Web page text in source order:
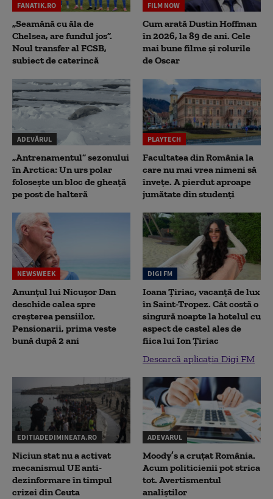
FANATIK.RO
„Seamănă cu ăla de
Chelsea, are fundul jos”.
Noul transfer al FCSB,
subiect de caterincă
FILM NOW
Cum arată Dustin Hoffman
în 2026, la 89 de ani. Cele
mai bune filme și rolurile
de Oscar
ADEVĂRUL
„Antrenamentul” sezonului
în Arctica: Un urs polar
folosește un bloc de gheață
pe post de halteră
PLAYTECH
Facultatea din România la
care nu mai vrea nimeni să
înveţe. A pierdut aproape
jumătate din studenţi
NEWSWEEK
Anunțul lui Nicușor Dan
deschide calea spre
creșterea pensiilor.
Pensionarii, prima veste
bună după 2 ani
DIGI FM
Ioana Țiriac, vacanță de lux
în Saint-Tropez. Cât costă o
singură noapte la hotelul cu
aspect de castel ales de
fiica lui Ion Țiriac
Descarcă aplicația Digi FM
EDITIADEDIMINEATA.RO
Niciun stat nu a activat
mecanismul UE anti-
dezinformare în timpul
crizei din Ceuta
ADEVARUL
Moody’s a cruțat România.
Acum politicienii pot strica
tot. Avertismentul
analiștilor